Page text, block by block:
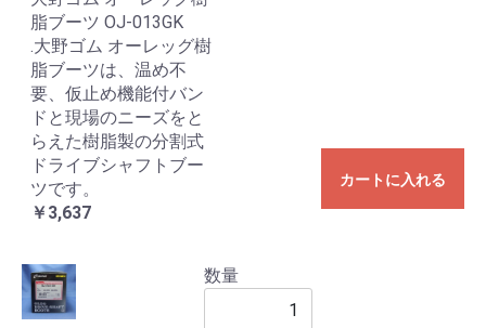
脂ブーツ OJ-013GK
.大野ゴム オーレッグ樹
脂ブーツは、温め不
要、仮止め機能付バン
ドと現場のニーズをと
らえた樹脂製の分割式
ドライブシャフトブー
ツです。
￥3,637
カートに入れる
数量